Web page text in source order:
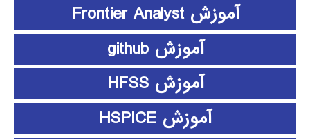
آموزش Frontier Analyst
آموزش github
آموزش HFSS
آموزش HSPICE